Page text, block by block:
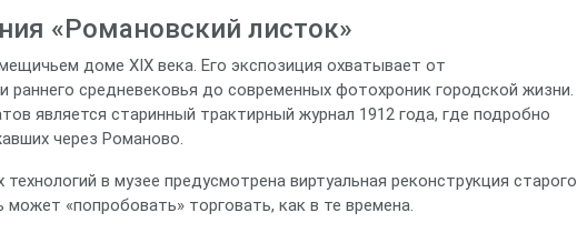
«Романовский листок»
доме XIX века. Его экспозиция охватывает от
раннего средневековья до современных фотохроник городской жизни.
является старинный трактирный журнал 1912 года, где подробно
через Романово.
в музее предусмотрена виртуальная реконструкция старого
«попробовать» торговать, как в те времена.